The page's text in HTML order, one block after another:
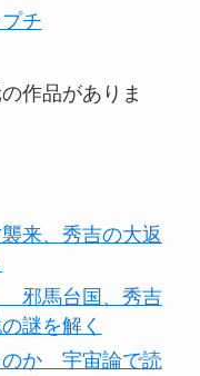
チ
作品がありま
来、秀吉の大返
邪馬台国、秀吉
謎を解く
のか 宇宙論で読